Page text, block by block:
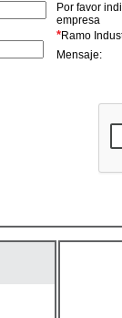
Por favor
empresa
*Ramo
Mensaje: